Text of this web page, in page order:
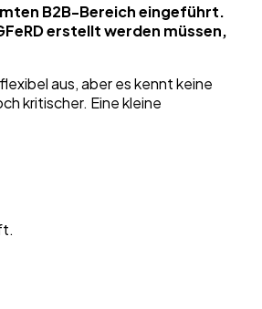
B2B-Bereich eingeführt.
erstellt werden müssen,
aus, aber es kennt keine
kritischer. Eine kleine